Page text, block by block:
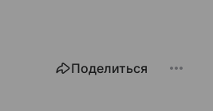
Поделиться